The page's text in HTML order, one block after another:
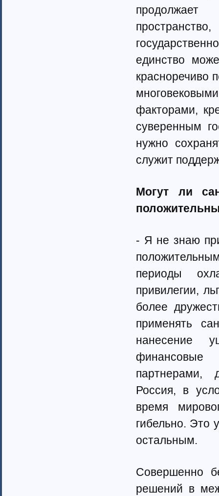
продолжает
единство
красноречиво
факторами,
суверенным
нужно
служит
Могут ли
- Я не знаю
периоды
привилегии,
более
применять
нанесение
финансовые
партнерами,
Россия, в
время
гибельно. Это
остальным.
Совершенно
решений в